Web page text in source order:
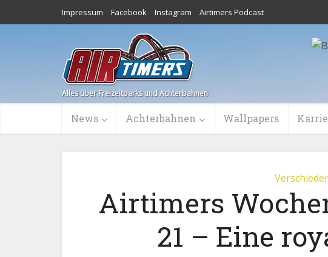
Impressum Facebook Instagram Airtimers Podcast
Alles über Freizeitparks und Achterbahnen
News Achterbahnen Wallpapers
Airtimers
21 – Eine